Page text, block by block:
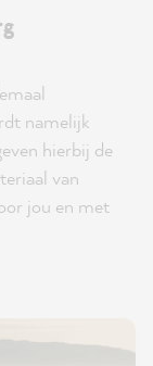
namelijk
hierbij de
van
jou en met